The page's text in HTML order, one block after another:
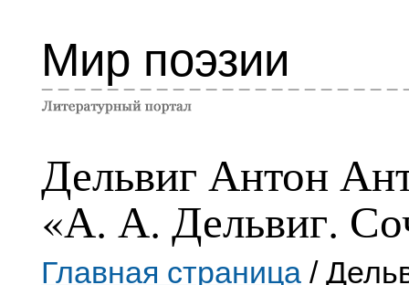
Мир поэзии
Дельвиг Антон
«А. А. Дельвиг.
Главная страница /